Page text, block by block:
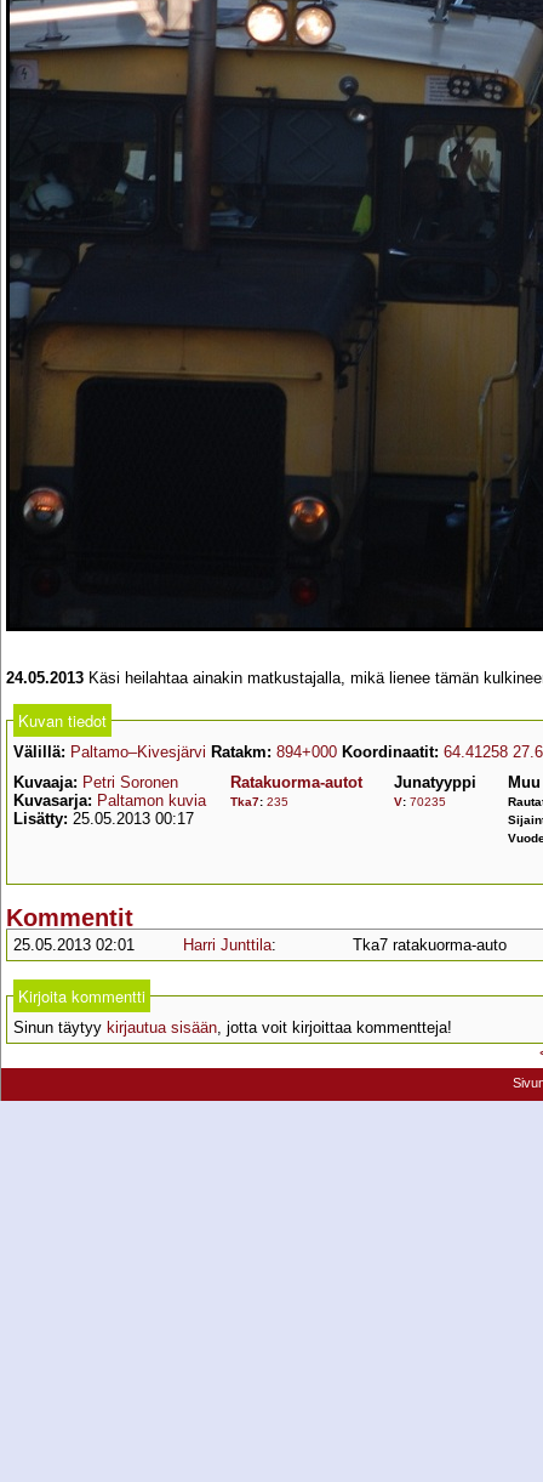
24.05.2013 Käsi heilahtaa ainakin matkustajalla, mikä lienee tämän
Kuvan tiedot
Välillä: Paltamo–Kivesjärvi Ratakm: 894+000 Koordinaatit: 64.41258
Kuvaaja: Petri Soronen
Kuvasarja: Paltamon kuvia
Lisätty: 25.05.2013 00:17
Ratakuorma-autot
Tka7: 235
Junatyyppi
V: 70235
Kommentit
25.05.2013 02:01 Harri Junttila: Tka7 ratakuorma-auto
Kirjoita kommentti
Sinun täytyy kirjautua sisään, jotta voit kirjoittaa kommentteja!